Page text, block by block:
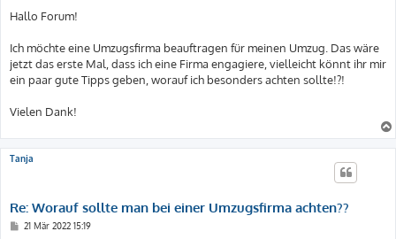
i
t
a
g
Hallo Forum!
Ich möchte eine Umzugsfirma beauftragen für meinen Umzug. Das wäre
jetzt das erste Mal, dass ich eine Firma engagiere, vielleicht könnt ihr mir
ein paar gute Tipps geben, worauf ich besonders achten sollte!?!
Vielen Dank!
Tanja
Re: Worauf sollte man bei einer Umzugsfirma achten??
B21 Mär 2022 15:19